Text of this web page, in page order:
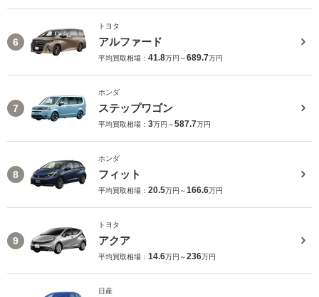
6
トヨタ
アルファード
平均買取相場： 41.8万円～689.7万円
7
ホンダ
ステップワゴン
平均買取相場： 3万円～587.7万円
8
ホンダ
フィット
平均買取相場： 20.5万円～166.6万円
9
トヨタ
アクア
平均買取相場： 14.6万円～236万円
日産